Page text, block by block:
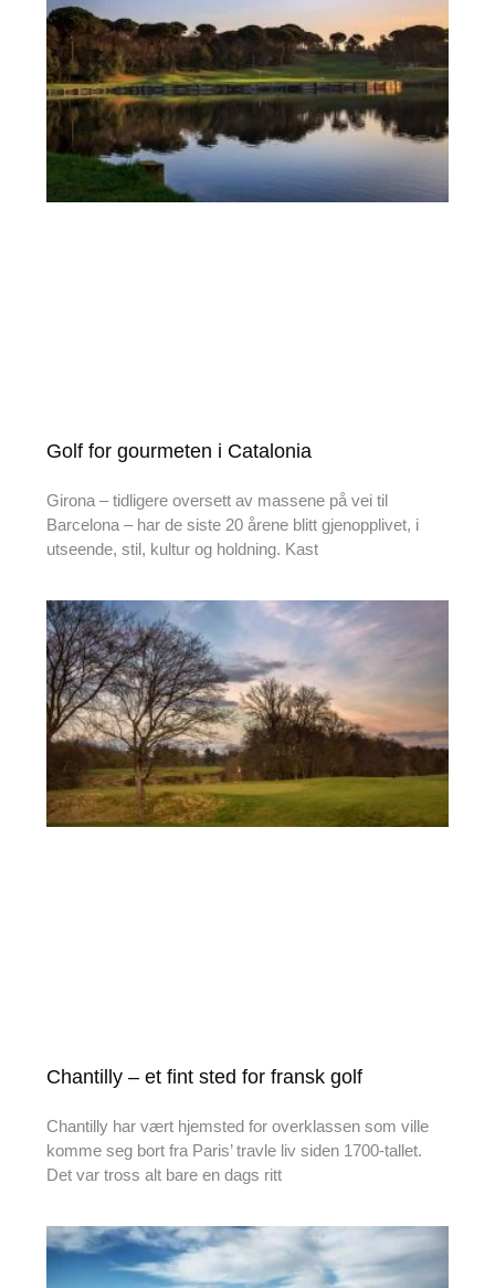
Golf for gourmeten i Catalonia
Girona – tidligere oversett av massene på vei til
Barcelona – har de siste 20 årene blitt gjenopplivet, i
utseende, stil, kultur og holdning. Kast
Chantilly – et fint sted for fransk golf
Chantilly har vært hjemsted for overklassen som ville
komme seg bort fra Paris’ travle liv siden 1700-tallet.
Det var tross alt bare en dags ritt